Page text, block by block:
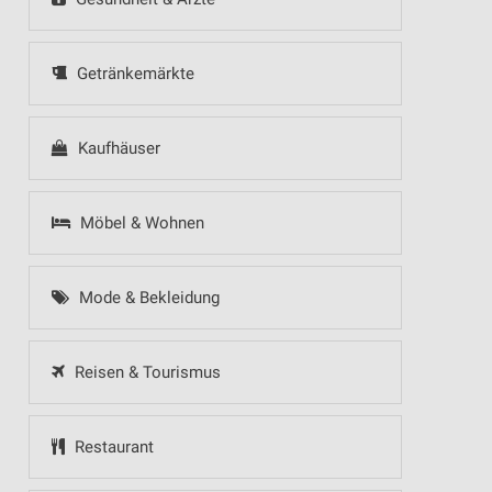
Getränkemärkte
Kaufhäuser
Möbel & Wohnen
Mode & Bekleidung
Reisen & Tourismus
Restaurant